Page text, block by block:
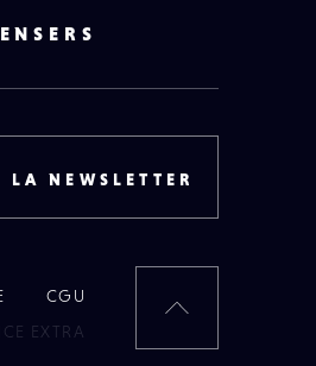
NEWSLETTER
CGU
EXTRA